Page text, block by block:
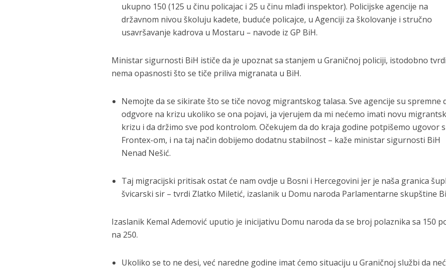
ukupno 150 (125 u činu policajac i 25 u činu mlađi inspektor). Policijske agencije na
državnom nivou školuju kadete, buduće policajce, u Agenciji za školovanje i stručno
usavršavanje kadrova u Mostaru – navode iz GP BiH.
Ministar sigurnosti BiH ističe da je upoznat sa stanjem u Graničnoj policiji, istodobno
nema opasnosti što se tiče priliva migranata u BiH.
Nemojte da se sikirate što se tiče novog migrantskog talasa. Sve agencije su spremne
odgvore na krizu ukoliko se ona pojavi, ja vjerujem da mi nećemo imati novu
krizu i da držimo sve pod kontrolom. Očekujem da do kraja godine potpišemo ugovor s
Frontex-om, i na taj način dobijemo dodatnu stabilnost – kaže ministar sigurnosti BiH
Nenad Nešić.
Тај migracijski pritisak ostat će nam ovdje u Bosni i Hercegovini jer je naša granica
švicarski sir – tvrdi Zlatko Miletić, izaslanik u Domu naroda Parlamentarne skupštine
Izaslanik Kemal Ademović uputio je inicijativu Domu naroda da se broj polaznika sa 150
na 250.
Ukoliko se to ne desi, već naredne godine imat ćemo situaciju u Graničnoj službi da